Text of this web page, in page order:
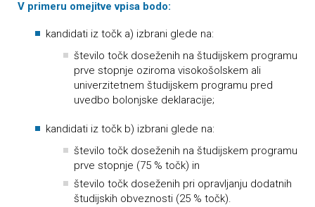
V primeru omejitve vpisa bodo:
kandidati iz točk a) izbrani glede na:
število točk doseženih na študijskem programu
prve stopnje oziroma visokošolskem ali
univerzitetnem študijskem programu pred
uvedbo bolonjske deklaracije;
kandidati iz točk b) izbrani glede na:
število točk doseženih na študijskem programu
prve stopnje (75 % točk) in
število točk doseženih pri opravljanju dodatnih
študijskih obveznosti (25 % točk).